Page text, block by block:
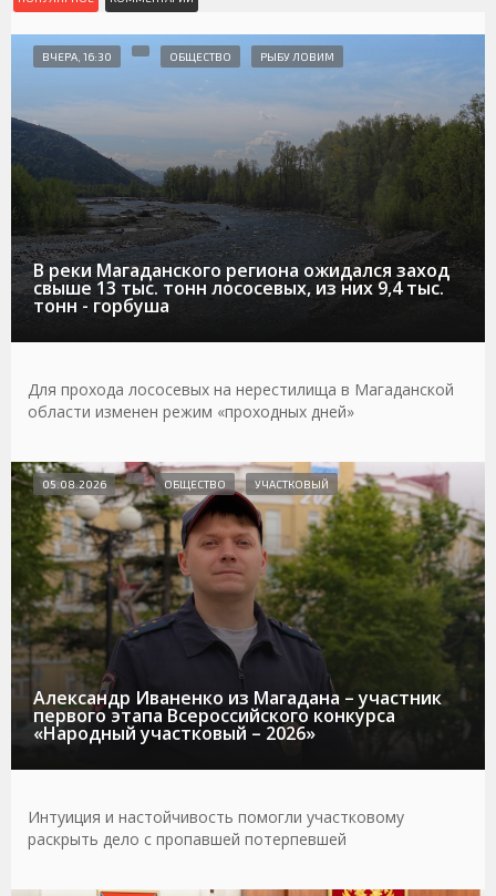
В реки Магаданского региона ожидался заход
свыше 13 тыс. тонн лососевых, из них 9,4 тыс.
тонн - горбуша
ВЧЕРА, 16:30 ОБЩЕСТВО РЫБУ ЛОВИМ
Для прохода лососевых на нерестилища в Магаданской
области изменен режим «проходных дней»
Александр Иваненко из Магадана – участник
первого этапа Всероссийского конкурса
«Народный участковый – 2026»
05.08.2026 ОБЩЕСТВО УЧАСТКОВЫЙ
Интуиция и настойчивость помогли участковому
раскрыть дело с пропавшей потерпевшей